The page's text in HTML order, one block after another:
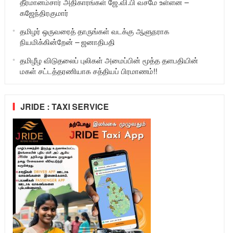
கஜேந்திரகுமார்
தமிழர் ஒருவரைத் தாருங்கள் வடக்கு ஆளுநராக
நியமிக்கின்றேன் – ஜனாதிபதி
தமிழீழ விடுதலைப் புலிகள் அமைப்பின் மூத்த தளபதியின்
மகள் சட்டத்தரணியாக சத்தியப் பிரமாணம்!!
JRIDE : TAXI SERVICE